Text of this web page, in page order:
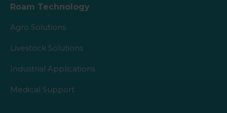
Roam Technology
Agro Solutions
Livestock Solutions
Industrial Applications
Medical Support